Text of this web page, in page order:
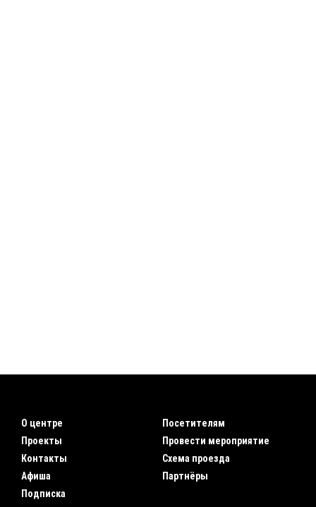
О центре
Проекты
Контакты
Афиша
Подписка
Посетителям
Провести мероприятие
Схема проезда
Партнёры